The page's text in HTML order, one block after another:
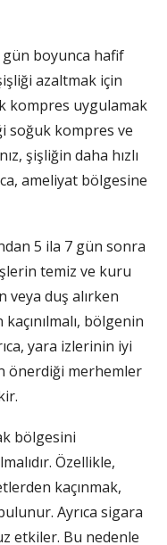
gün boyunca hafif
azaltmak için
kompres uygulamak
soğuk kompres ve
şişliğin daha hızlı
ameliyat bölgesine
5 ila 7 gün sonra
temiz ve kuru
veya duş alırken
bölgenin
yara izlerinin iyi
önerdiği merhemler
bölgesini
Özellikle,
kaçınmak,
Ayrıca sigara
etkiler. Bu nedenle